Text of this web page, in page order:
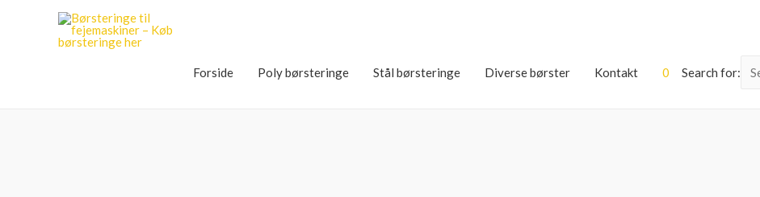
Forside Poly børsteringe Stål børsteringe Diverse børster Kontakt 0 Search for: